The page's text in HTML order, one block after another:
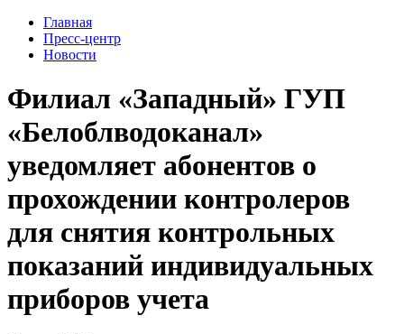
Главная
Пресс-центр
Новости
Филиал «Западный» ГУП
«Белоблводоканал»
уведомляет абонентов о
прохождении контролеров
для снятия контрольных
показаний индивидуальных
приборов учета